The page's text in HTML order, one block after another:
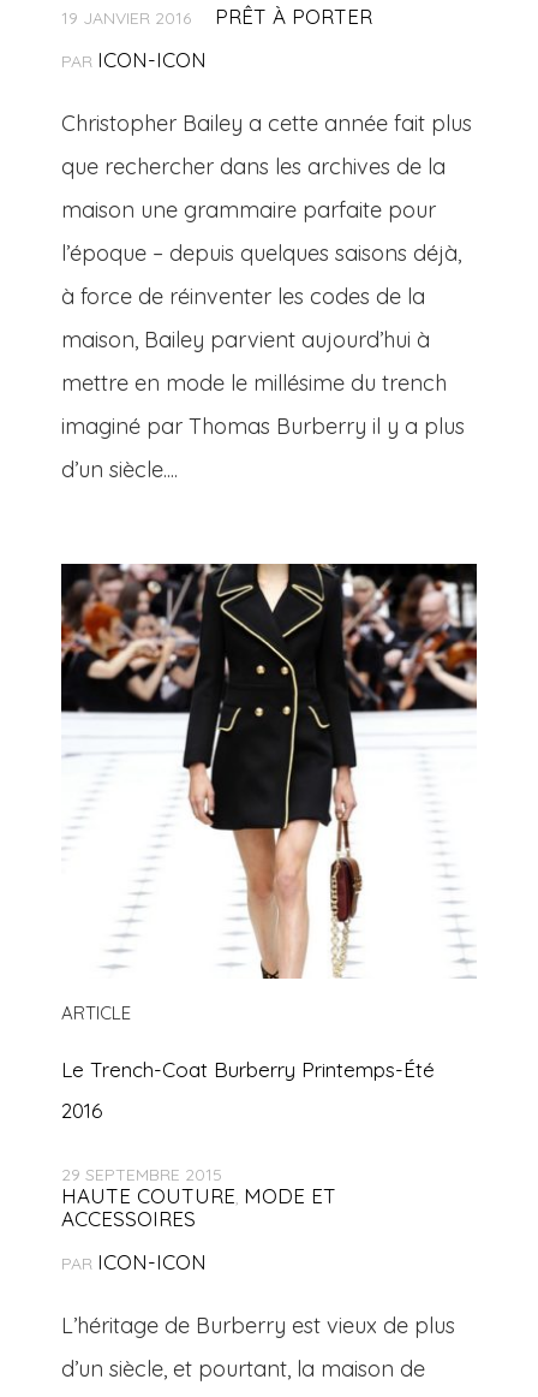
19 JANVIER 2016 PRÊT À PORTER
PAR ICON-ICON
Christopher Bailey a cette année fait plus
que rechercher dans les archives de la
maison une grammaire parfaite pour
l’époque – depuis quelques saisons déjà,
à force de réinventer les codes de la
maison, Bailey parvient aujourd’hui à
mettre en mode le millésime du trench
imaginé par Thomas Burberry il y a plus
d’un siècle....
ARTICLE
Le Trench-Coat Burberry Printemps-Été
2016
29 SEPTEMBRE 2015
HAUTE COUTURE, MODE ET
ACCESSOIRES
PAR ICON-ICON
L’héritage de Burberry est vieux de plus
d’un siècle, et pourtant, la maison de